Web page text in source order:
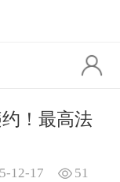
！最高法
51
12-17